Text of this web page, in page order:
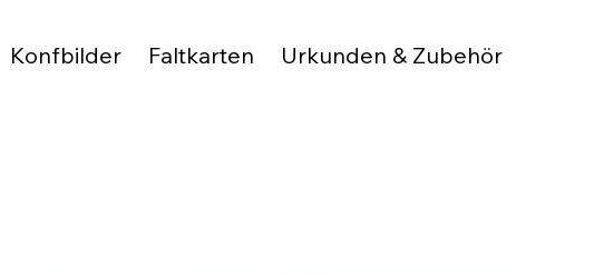
Konfbilder Faltkarten Urkunden & Zubehör